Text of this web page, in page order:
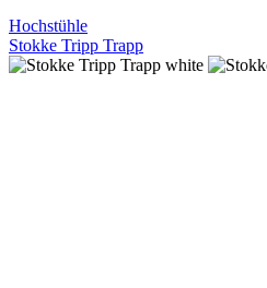
Hochstühle
Stokke Tripp Trapp